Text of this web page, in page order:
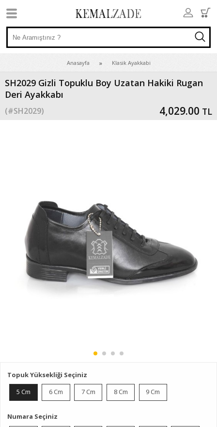
Anasayfa Klasik Ayakkabi
SH2029 Gizli Topuklu Boy Uzatan Hakiki Rugan
Deri Ayakkabı
(#SH2029) 4,029.00 TL
Topuk Yüksekliği
5 Cm
6 Cm 7 Cm 8 Cm 9 Cm
Numara